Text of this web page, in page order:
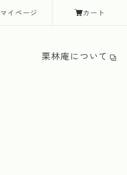
マイページ カート
栗林庵について